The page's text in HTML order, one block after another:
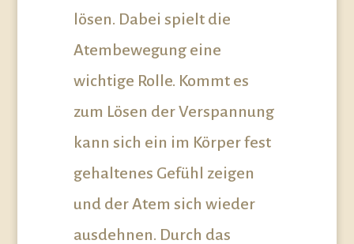
lösen. Dabei spielt die
Atembewegung eine
wichtige Rolle. Kommt es
zum Lösen der Verspannung
kann sich ein im Körper fest
gehaltenes Gefühl zeigen
und der Atem sich wieder
ausdehnen. Durch das